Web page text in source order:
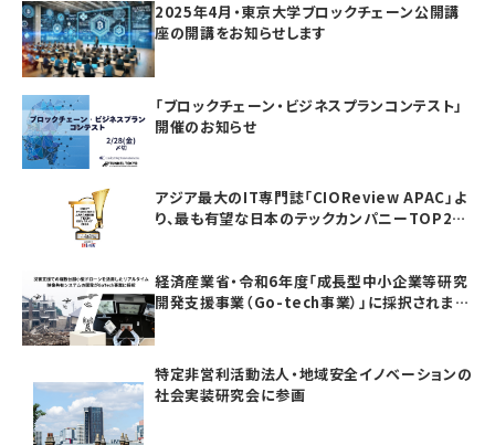
2025年4月・東京大学ブロックチェーン公開講
座の開講をお知らせします
「ブロックチェーン・ビジネスプランコンテスト」
開催のお知らせ
アジア最大のIT専門誌「CIOReview APAC」よ
り、最も有望な日本のテックカンパニーTOP20
経済産業省・令和6年度「成長型中小企業等研究
開発支援事業（Go-tech事業）」に採択されまし
特定非営利活動法人・地域安全イノベーションの
社会実装研究会に参画